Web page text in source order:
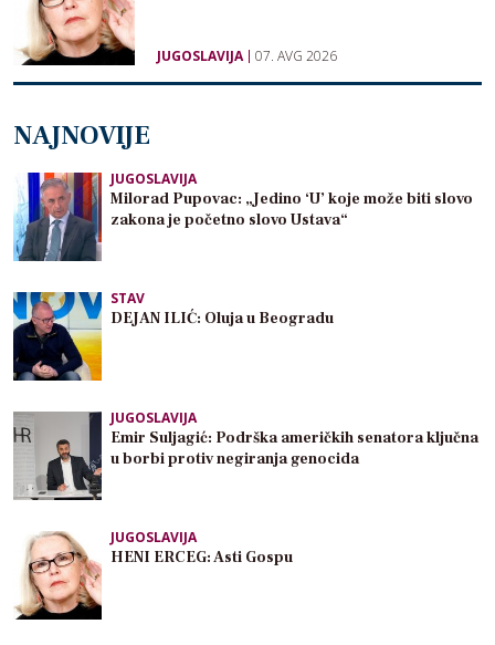
JUGOSLAVIJA 07. AVG 2026
NAJNOVIJE
JUGOSLAVIJA
Milorad Pupovac: „Jedino ‘U’ koje može biti slovo
zakona je početno slovo Ustava“
STAV
DEJAN ILIĆ: Oluja u Beogradu
JUGOSLAVIJA
Emir Suljagić: Podrška američkih senatora ključna
u borbi protiv negiranja genocida
JUGOSLAVIJA
HENI ERCEG: Asti Gospu